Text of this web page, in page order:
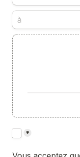
Untitled
*